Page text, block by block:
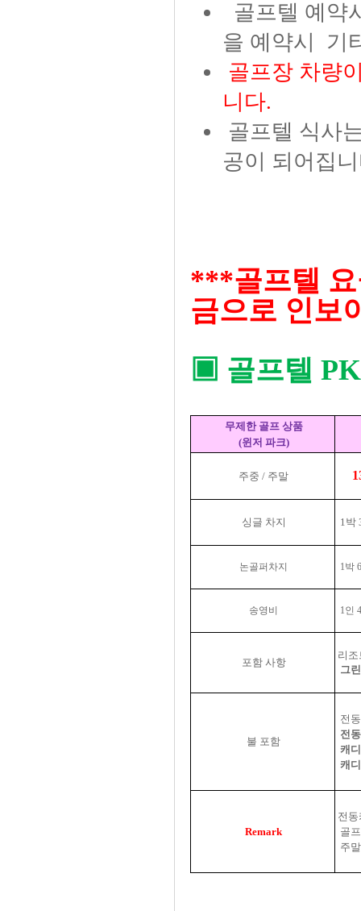
골프텔 예약
을 예약시 기
골프장 차량
니다.
골프텔 식사
공이 되어집
***골프텔
금으로 인보
▣ 골프텔
무제한 골프 상품
(윈저 파크)
주중 / 주말
싱글 차지 1박
논골퍼차지 1박
송영비 1인
포함 사항
리
그
불 포함
전
전
캐
캐
Remark
전
골
주